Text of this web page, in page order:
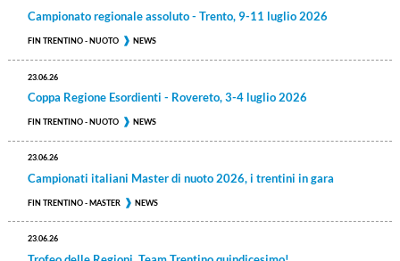
Campionato regionale assoluto - Trento, 9-11 luglio 2026
FIN TRENTINO - NUOTO NEWS
23.06.26
Coppa Regione Esordienti - Rovereto, 3-4 luglio 2026
FIN TRENTINO - NUOTO NEWS
23.06.26
Campionati italiani Master di nuoto 2026, i trentini in gara
FIN TRENTINO - MASTER NEWS
23.06.26